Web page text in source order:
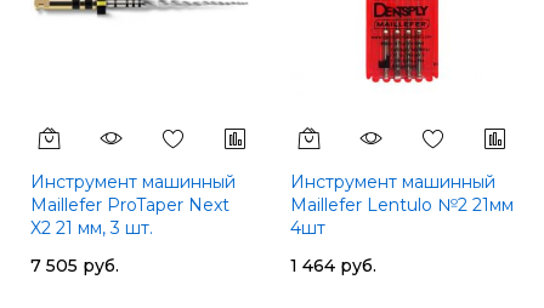
Инструмент машинный
Maillefer ProTaper Next
X2 21 мм, 3 шт.
7 505 руб.
Инструмент машинный
Maillefer Lentulo №2 21мм
4шт
1 464 руб.